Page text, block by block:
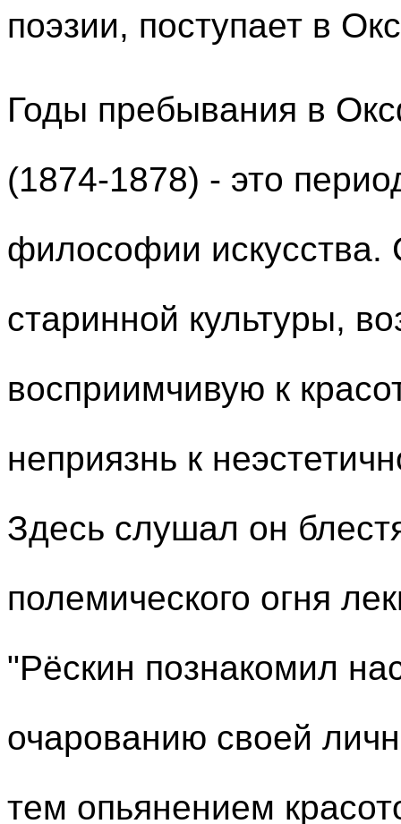
поэзии, поступает в
Годы пребывания в
(1874-1878) - это
философии
старинной культуры,
восприимчивую к
неприязнь к
Здесь слушал он
полемического огня
"Рёскин познакомил
очарованию своей
тем опьянением